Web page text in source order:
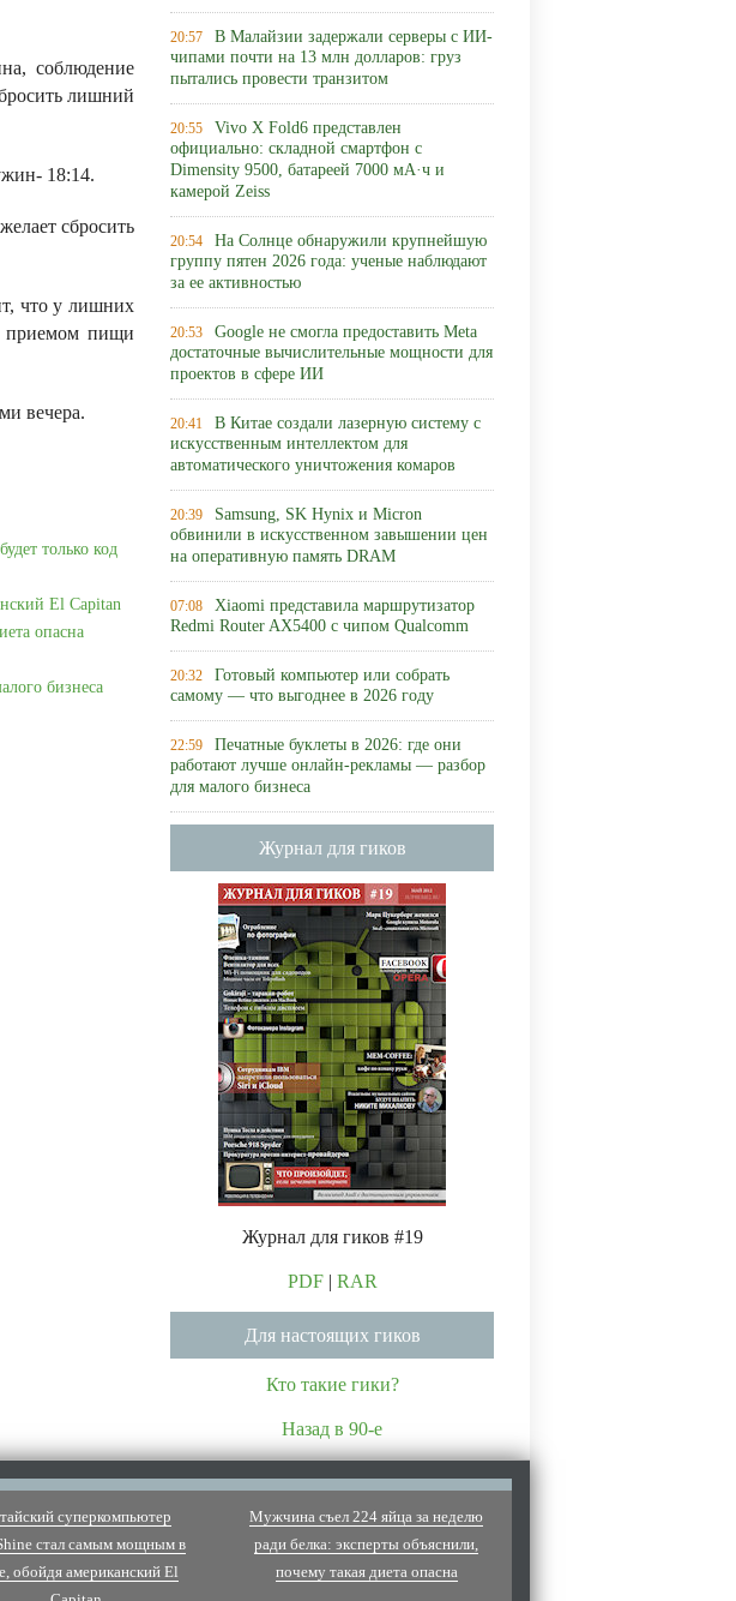
соблюдение
лишний
18:14.
сбросить
что у лишних
приемом пищи
вечера.
только код
El Capitan
опасна
бизнеса
20:57 В Малайзии задержали серверы с ИИ-
чипами почти на 13 млн долларов: груз
пытались провести транзитом
20:55 Vivo X Fold6 представлен
официально: складной смартфон с
Dimensity 9500, батареей 7000 мА·ч и
камерой Zeiss
20:54 На Солнце обнаружили крупнейшую
группу пятен 2026 года: ученые наблюдают
за ее активностью
20:53 Google не смогла предоставить Meta
достаточные вычислительные мощности для
проектов в сфере ИИ
20:41 В Китае создали лазерную систему с
искусственным интеллектом для
автоматического уничтожения комаров
20:39 Samsung, SK Hynix и Micron
обвинили в искусственном завышении цен
на оперативную память DRAM
07:08 Xiaomi представила маршрутизатор
Redmi Router AX5400 с чипом Qualcomm
20:32 Готовый компьютер или собрать
самому — что выгоднее в 2026 году
22:59 Печатные буклеты в 2026: где они
работают лучше онлайн-рекламы — разбор
для малого бизнеса
Журнал для гиков
Журнал для гиков #19
PDF| RAR
Для настоящих гиков
Кто такие гики?
Назад в 90-е
суперкомпьютер
стал самым мощным в
обойдя американский El
Мужчина съел 224 яйца за неделю
ради белка: эксперты объяснили,
почему такая диета опасна